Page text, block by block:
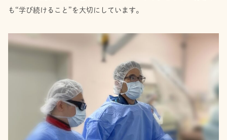
も“学び続けること”を大切にしています。